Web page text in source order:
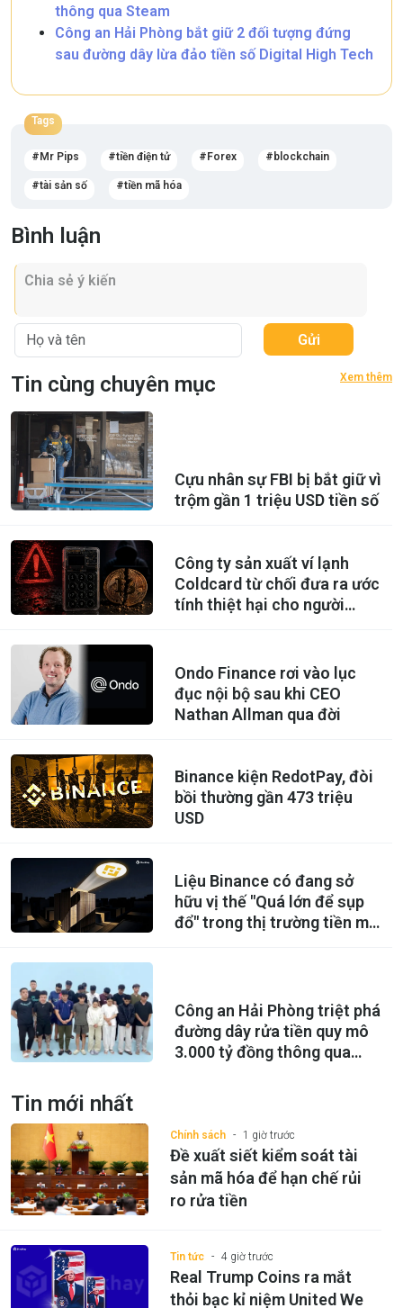
thông qua Steam
Công an Hải Phòng bắt giữ 2 đối tượng đứng
sau đường dây lừa đảo tiền số Digital High Tech
Tags
Mr Pips tiền điện tử Forex blockchain
tài sản số tiền mã hóa
Bình luận
Gửi
Tin cùng chuyên mục Xem thêm
Cựu nhân sự FBI bị bắt giữ vì
trộm gần 1 triệu USD tiền số
Công ty sản xuất ví lạnh
Coldcard từ chối đưa ra ước
tính thiệt hại cho người
Ondo Finance rơi vào lục
đục nội bộ sau khi CEO
Nathan Allman qua đời
Binance kiện RedotPay, đòi
bồi thường gần 473 triệu
USD
Liệu Binance có đang sở
hữu vị thế "Quá lớn để sụp
đổ" trong thị trường tiền mã
Công an Hải Phòng triệt phá
đường dây rửa tiền quy mô
3.000 tỷ đồng thông qua
Tin mới nhất
Chính sách 1 giờ trước
Đề xuất siết kiểm soát tài
sản mã hóa để hạn chế rủi
ro rửa tiền
Tin tức 4 giờ trước
Real Trump Coins ra mắt
thỏi bạc kỉ niệm United We